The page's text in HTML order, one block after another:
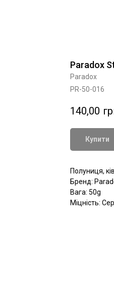
Paradox
Paradox
PR-50-016
140,00
Купити
Полуниця,
Бренд:
Вага: 50g
Міцність: